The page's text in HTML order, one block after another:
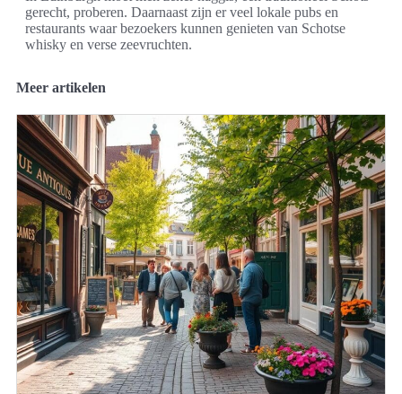
gerecht, proberen. Daarnaast zijn er veel lokale pubs en
restaurants waar bezoekers kunnen genieten van Schotse
whisky en verse zeevruchten.
Meer artikelen